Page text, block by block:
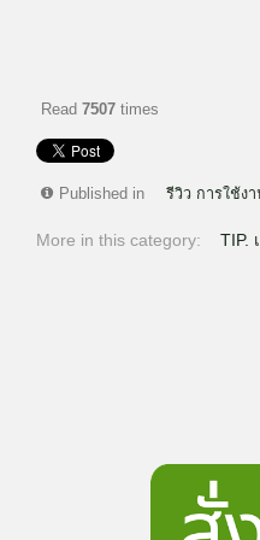
Read 7507 times
Published in รีวิว การใช้ง
More in this category: TIP.